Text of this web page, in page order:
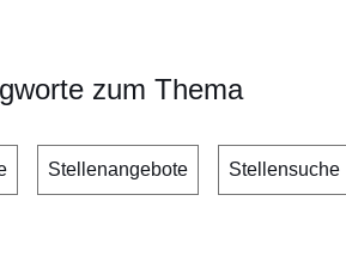
zum Thema
Stellenangebote Stellensuche